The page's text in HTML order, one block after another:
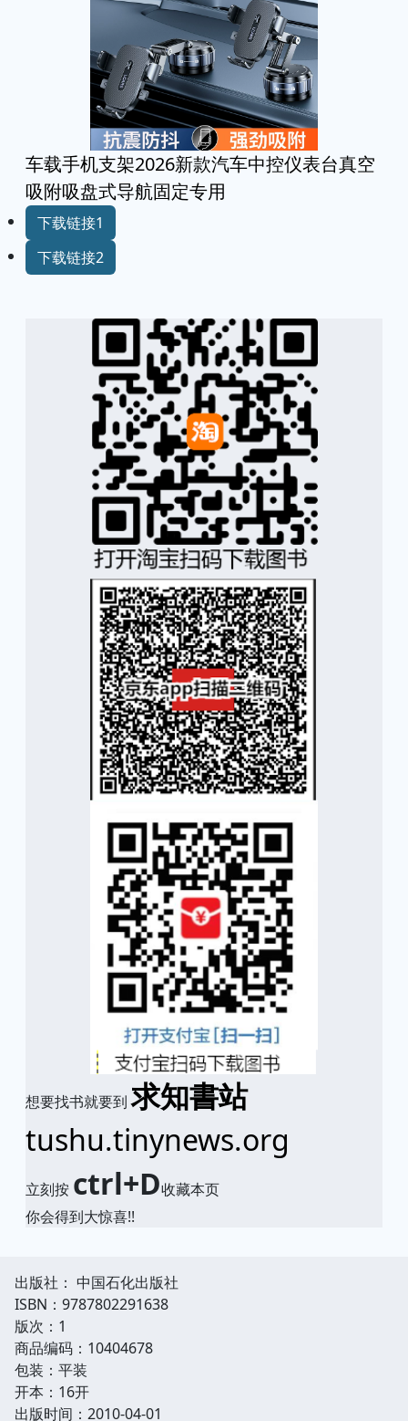
车载手机支架2026新款汽车中控仪表台真空
吸附吸盘式导航固定专用
下载链接1
下载链接2
想要找书就要到求知書站
tushu.tinynews.org
立刻按 ctrl+D收藏本页
你会得到大惊喜!!
出版社： 中国石化出版社
ISBN：9787802291638
版次：1
商品编码：10404678
包装：平装
开本：16开
出版时间：2010-04-01